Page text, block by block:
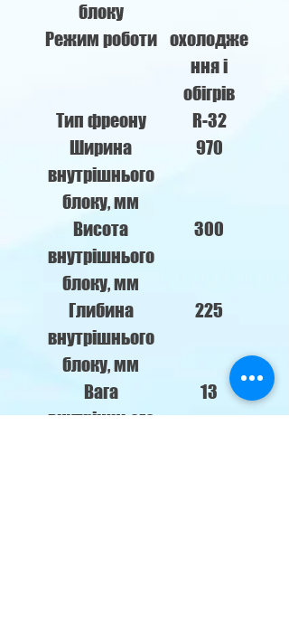
блоку
Режим роботи
охолодже
ння і
обігрів
Тип фреону
R-32
Ширина
внутрішнього
блоку, мм
970
Висота
внутрішнього
блоку, мм
300
Глибина
внутрішнього
блоку, мм
225
Вага
внутрішнього
13